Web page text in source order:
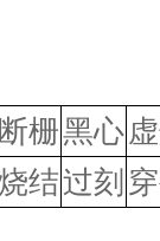
断栅黑心
结过刻